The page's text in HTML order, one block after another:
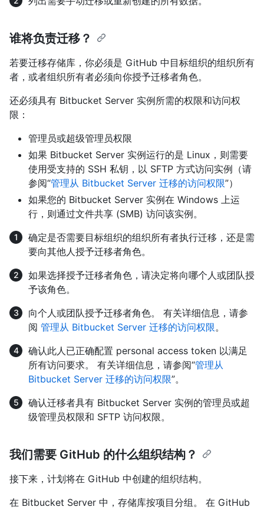
谁将负责迁移？
若要迁移存储库，你必须是 GitHub 中目标组织的组织所有
者，或者组织所有者必须向你授予迁移者角色。
还必须具有 Bitbucket Server 实例所需的权限和访问权
限：
管理员或超级管理员权限
如果 Bitbucket Server 实例运行的是 Linux，则需要
使用受支持的 SSH 私钥，以 SFTP 方式访问实例（请
参阅“管理从 Bitbucket Server 迁移的访问权限”）
如果您的 Bitbucket Server 实例在 Windows 上运
行，则通过文件共享 (SMB) 访问该实例。
确定是否需要目标组织的组织所有者执行迁移，还是需
要向其他人授予迁移者角色。
如果选择授予迁移者角色，请决定将向哪个人或团队授
予该角色。
向个人或团队授予迁移者角色。 有关详细信息，请参
阅 管理从 Bitbucket Server 迁移的访问权限。
确认此人已正确配置 personal access token 以满足
所有访问要求。 有关详细信息，请参阅“管理从
Bitbucket Server 迁移的访问权限”。
确认迁移者具有 Bitbucket Server 实例的管理员或超
级管理员权限和 SFTP 访问权限。
我们需要 GitHub 的什么组织结构？
接下来，计划将在 GitHub 中创建的组织结构。
在 Bitbucket Server 中，存储库按项目分组。 在 GitHub